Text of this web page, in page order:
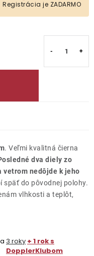
Registrácia je ZADARMO
. Veľmi kvalitná čierna
dva diely zo
nedôjde k jeho
späť do pôvodnej polohy.
vlhkosti a teplôt,
3 roky + 1 rok s
DopplerKlubom